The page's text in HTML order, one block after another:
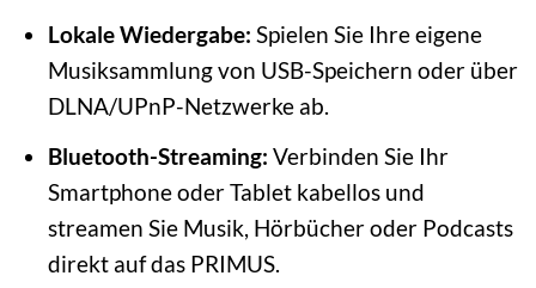
Lokale Wiedergabe: Spielen Sie Ihre eigene
Musiksammlung von USB-Speichern oder über
DLNA/UPnP-Netzwerke ab.
Bluetooth-Streaming: Verbinden Sie Ihr
Smartphone oder Tablet kabellos und
streamen Sie Musik, Hörbücher oder Podcasts
direkt auf das PRIMUS.